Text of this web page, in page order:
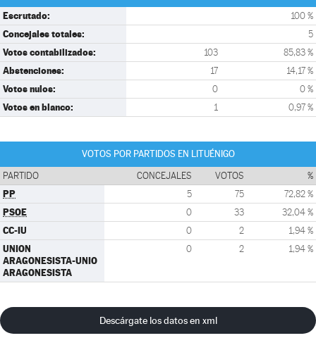
Escrutado: 100 %
Concejales totales: 5
Votos contabilizados: 103 85,83 %
Abstenciones: 17 14,17 %
Votos nulos: 0 0 %
Votos en blanco: 1 0,97 %
VOTOS POR PARTIDOS EN LITUÉNIGO
PARTIDO CONCEJALES VOTOS %
PP 5 75 72,82 %
PSOE 0 33 32,04 %
CC-IU 0 2 1,94 %
UNION
ARAGONESISTA-UNIO
ARAGONESISTA
0 2 1,94 %
Descárgate los datos en xml